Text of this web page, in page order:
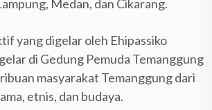
Medan, dan Cikarang.
yang digelar oleh Ehipassiko
di Gedung Pemuda Temanggung
masyarakat Temanggung dari
etnis, dan budaya.